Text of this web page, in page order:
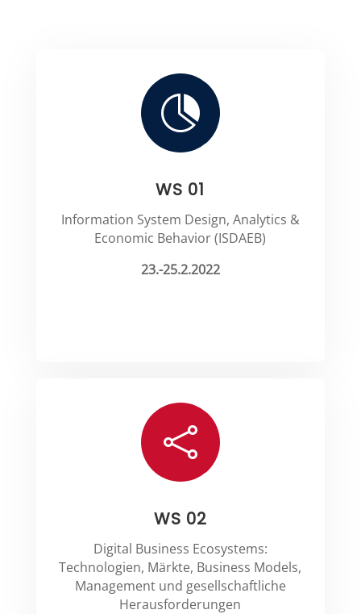

WS 01
Information System Design, Analytics &
Economic Behavior (ISDAEB)
23.-25.2.2022

WS 02
Digital Business Ecosystems:
Technologien, Märkte, Business Models,
Management und gesellschaftliche
Herausforderungen